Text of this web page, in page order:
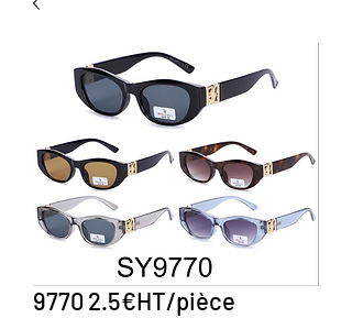
9770 2.5€HT/pièce